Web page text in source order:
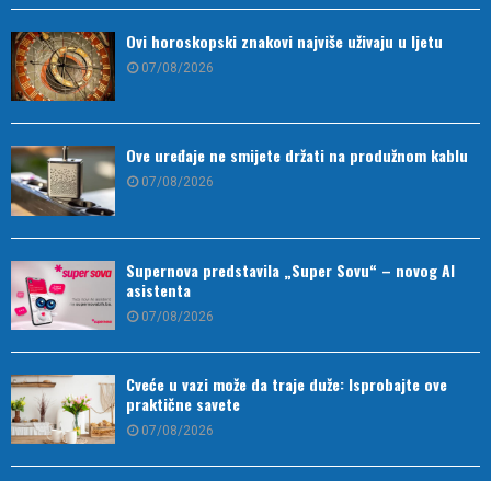
Ovi horoskopski znakovi najviše uživaju u ljetu
07/08/2026
Ove uređaje ne smijete držati na produžnom kablu
07/08/2026
Supernova predstavila „Super Sovu“ – novog AI
asistenta
07/08/2026
Cveće u vazi može da traje duže: Isprobajte ove
praktične savete
07/08/2026